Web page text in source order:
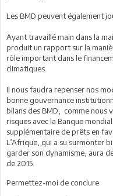
Les BMD peuvent également
Ayant travaillé main dans la
produit un rapport sur la
rôle important dans le
climatiques.
Il nous faudra repenser nos
bonne gouvernance
bilans des BMD, comme nous
risques avec la Banque
supplémentaire de prêts en
L’Afrique, qui a su surmonter
garder son dynamisme, aura
de 2015.
Permettez-moi de conclure